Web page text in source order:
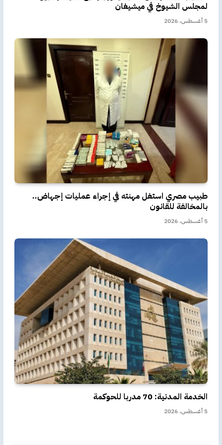
لمجلس الشيوخ في ميشيغان
5 أغسطس، 2026
طبيب مصري استغل مهنته في إجراء عمليات إجهاض..
بالمخالفة للقانون
5 أغسطس، 2026
الخدمة المدنية: 70 مدربا للحوكمة
5 أغسطس، 2026